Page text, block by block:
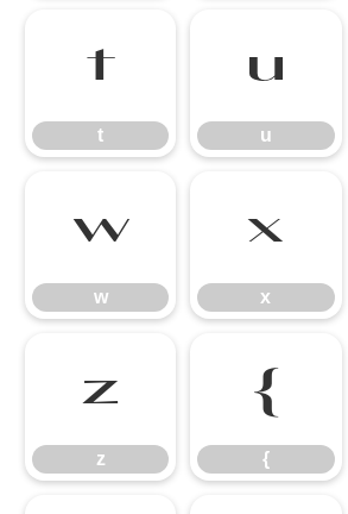
t
t
u
u
w
w
x
x
z
z
{
{